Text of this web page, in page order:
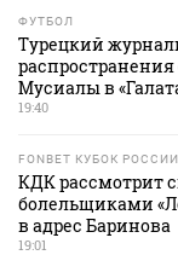
ФУТБОЛ
Турецкий
распространения
Мусиалы в
19:40
FONBET КУБОК РОССИИ
КДК рассмотрит
болельщиками
в адрес Баринова
19:01